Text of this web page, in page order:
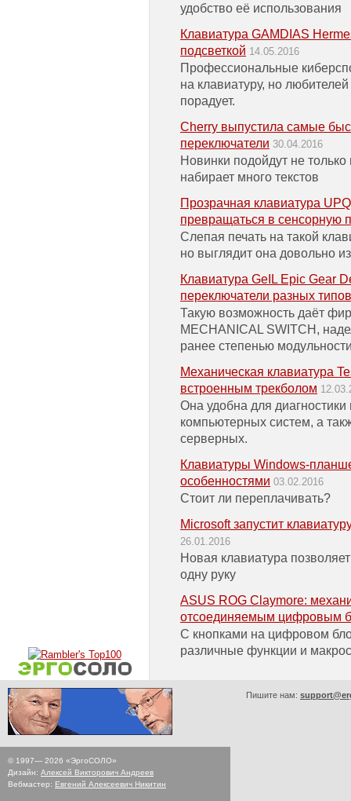
удобство её использования
Клавиатура GAMDIAS
подсветкой 14.05.2016
Профессиональные
на клавиатуру, но
порадует.
Cherry выпустила самые
переключатели 30.04.2016
Новинки подойдут не
набирает много текстов
Прозрачная клавиатура
превращаться в сенсорную
Слепая печать на такой
но выглядит она довольно
Клавиатура GeIL Epic Gear
переключатели разных типов
Такую возможность даёт
MECHANICAL SWITCH,
ранее степенью
Механическая клавиатура
встроенным трекболом
Она удобна для
компьютерных систем, а
серверных.
Клавиатуры Windows-
особенностями 03.02.2016
Стоит ли переплачивать?
Microsoft запустит
26.01.2016
Новая клавиатура
одну руку
ASUS ROG Claymore:
отсоединяемым цифровым
С кнопками на цифровом
различные функции и
© 1997— 2026 «ЭргоСОЛО»
Дизайн: Алексей Викторович Андреев
Вебмастер: Евгений Алексеевич Никитин
Пишите нам: